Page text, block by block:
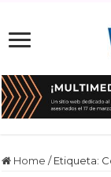
Home / Etiqueta: